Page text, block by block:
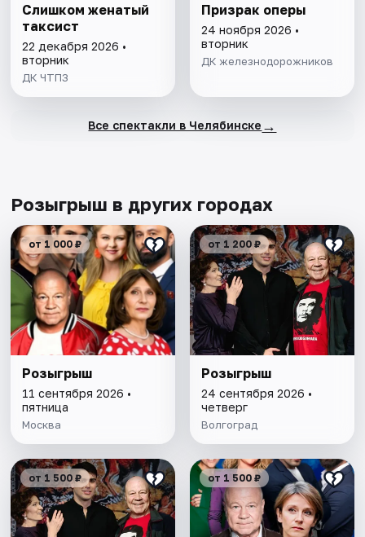
Слишком женатый
таксист
22 декабря 2026 •
вторник
ДК ЧТПЗ
Призрак оперы
24 ноября 2026 •
вторник
ДК железнодорожников
Все спектакли в Челябинске →
Розыгрыш в других городах
от 1 000 ₽
Розыгрыш
11 сентября 2026 •
пятница
Москва
от 1 200 ₽
Розыгрыш
24 сентября 2026 •
четверг
Волгоград
от 1 500 ₽ от 1 500 ₽